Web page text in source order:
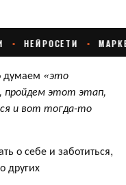
«это
пройдем этот этап,
и вот тогда-то
о себе и заботиться,
других